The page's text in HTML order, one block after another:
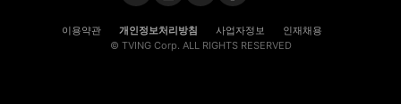
이용약관 개인정보처리방침 사업자정보
인재채용
© TVING Corp. ALL RIGHTS RESERVED